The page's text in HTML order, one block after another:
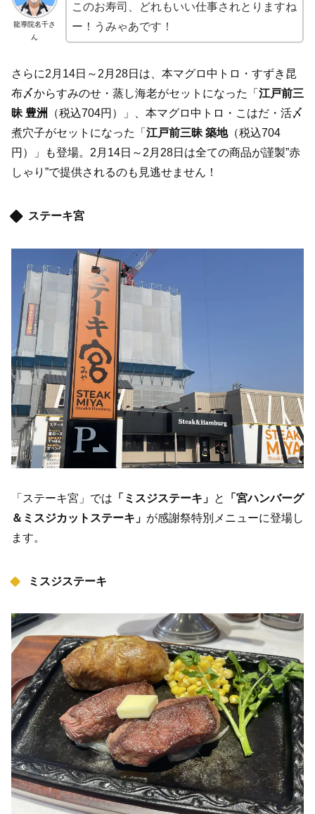
龍導院名千さ
ん
このお寿司、どれもいい仕事されとりますね
ー！うみゃあです！
さらに2月14日～2月28日は、本マグロ中トロ・すずき昆
布〆からすみのせ・蒸し海老がセットになった「 江戸前三
昧 豊洲
（税込704円）」、本マグロ中トロ・こはだ・活〆
煮穴子がセットになった「 江戸前三昧 築地（税込704
円）」も登場。2月14日～2月28日は全ての商品が謹製”赤
しゃり”で提供されるのも見逃せません！
ステーキ宮
「ステーキ宮」では 「ミスジステーキ」 と
「宮ハンバーグ
＆ミスジカットステーキ」 が感謝祭特別メニューに登場し
ます。
ミスジステーキ